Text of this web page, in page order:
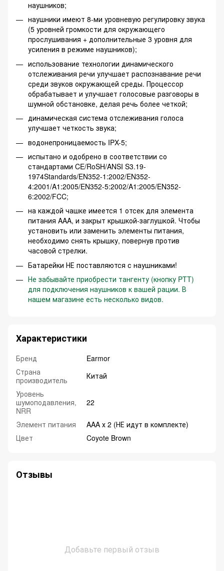
наушников;
наушники имеют 8-ми уровневую регулировку звука
(5 уровней громкости для окружающего
прослушивания + дополнительные 3 уровня для
усиления в режиме наушников);
использование технологии динамического
отслеживания речи улучшает распознавание речи
среди звуков окружающей среды. Процессор
обрабатывает и улучшает голосовые разговоры в
шумной обстановке, делая речь более четкой;
динамическая система отслеживания голоса
улучшает четкость звука;
водонепроницаемость IPX-5;
испытано и одобрено в соответствии со
стандартами CE/RoSH/ANSI S3.19-
1974Standards/EN352-1:2002/EN352-
4:2001/A1:2005/EN352-5:2002/A1:2005/EN352-
6:2002/FCC;
на каждой чашке имеется 1 отсек для элемента
питания AAA, и закрыт крышкой-заглушкой. Чтобы
установить или заменить элементы питания,
необходимо снять крышку, повернув против
часовой стрелки.
Батарейки НЕ поставляются с наушниками!
Не забывайте приобрести тангенту (кнопку PTT)
для подключения наушников к вашей рации. В
нашем магазине есть несколько видов.
Характеристики
Бренд
Earmor
Страна
производитель
Китай
Уровень
шумоподавления,
NRR
22
Элемент питания
AAA х 2 (НЕ идут в комплекте)
Цвет
Coyote Brown
Отзывы
Добавьте первый отзыв